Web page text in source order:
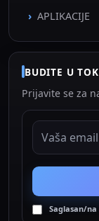
APLIKACIJE
BUDITE U
Prijavite se za
EMAIL ADRESA
Saglasan/